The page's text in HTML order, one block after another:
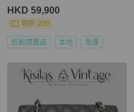
HKD 59,900
現折 200
近新閒置品 本地 免運